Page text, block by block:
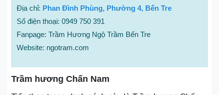
Địa chỉ: Phan Đình Phùng, Phường 4, Bến Tre
Số điện thoại: 0949 750 391
Fanpage: Trầm Hương Ngộ Trầm Bến Tre
Website: ngotram.com
Trầm hương Chấn Nam